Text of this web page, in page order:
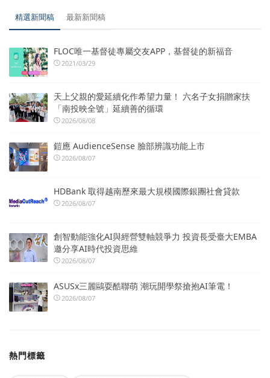
精選新聞稿 最新新聞稿
FLOC唯一基督徒專屬交友APP，基督徒的新福音
2021/03/29
天上父親的愛延續化作希望力量！ 六名子女捐贈家扶
「南投映全號」延續善的循環
2026/08/08
鎧應 AudienceSense 臉部辨識功能上市
2026/08/07
HDBank 取得越南歷來最大規模國際銀團社會貸款
2026/08/07
創智動能強化AI與經營雙軸競爭力 投資長受臺大EMBA
邀分享AI時代投資思維
2026/08/07
ASUSx三麗鷗耍酷聯萌 潮玩開學祭搶抱AI筆電！
2026/08/07
熱門標籤